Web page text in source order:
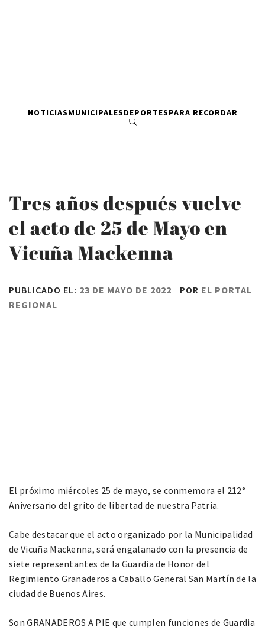
NOTICIASMUNICIPALESDEPORTESPARA RECORDAR
Tres años después vuelve
el acto de 25 de Mayo en
Vicuña Mackenna
PUBLICADO EL: 23 DE MAYO DE 2022 POR EL PORTAL
REGIONAL
El próximo miércoles 25 de mayo, se conmemora el 212°
Aniversario del grito de libertad de nuestra Patria.
Cabe destacar que el acto organizado por la Municipalidad
de Vicuña Mackenna, será engalanado con la presencia de
siete representantes de la Guardia de Honor del
Regimiento Granaderos a Caballo General San Martín de la
ciudad de Buenos Aires.
Son GRANADEROS A PIE que cumplen funciones de Guardia